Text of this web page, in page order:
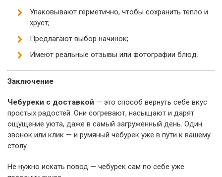
Упаковывают герметично, чтобы сохранить тепло и
хруст;
Предлагают выбор начинок;
Имеют реальные отзывы или фотографии блюд.
Заключение
Чебуреки с доставкой — это способ вернуть себе вкус
простых радостей. Они согревают, насыщают и дарят
ощущение уюта, даже в самый загруженный день. Один
звонок или клик — и румяный чебурек уже в пути к вашему
столу.
Не нужно искать повод — чебурек сам по себе уже